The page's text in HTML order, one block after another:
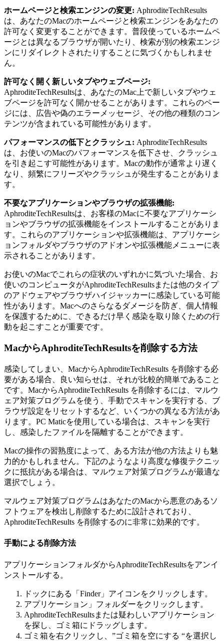
ホームページと検索エンジンの変更: AphroditeTechResults
は、あなたのMacのホームページと検索エンジンをあなたの
許可なく変更することができます。普段使っているホームペ
ージとは異なるブラウザが開いたり、検索が別の検索エンジ
ンにリダイレクトされたりすることに気づくかもしれませ
ん。
許可なく開く新しいタブやウェブページ:
AphroditeTechResultsは、あなたのMac上で新しいタブやウェ
ブページを許可なく開かせることがあります。これらのペー
ジには、広告や偽のエラーメッセージ、その他の種類のコン
テンツが含まれている可能性があります。
パフォーマンスの低下とクラッシュ: AphroditeTechResults
は、お使いのMacのパフォーマンスを低下させ、クラッシュ
を引き起こす可能性があります。Macの動作が通常より遅く
なり、頻繁にフリーズやクラッシュが発生することがありま
す。
不要なアプリケーションやブラウザの拡張機能:
AphroditeTechResultsは、お客様のMacに不要なアプリケーシ
ョンやブラウザの拡張機能をインストールすることがありま
す。これらのアプリケーションや拡張機能は、アプリケーシ
ョンフォルダやブラウザのアドオンや拡張機能メニューに表
示されることがあります。
お使いのMacでこれらの症状のいずれかに気づいた場合、お
使いのコンピュータがAphroditeTechResultsまたは他のタイプ
のアドウェアやブラウザハイジャッカーに感染している可能
性があります。Macへのさらなるダメージを防ぎ、個人情報
を保護するために、できるだけ早く感染を取り除くための行
動を起こすことが重要です。
MacからAphroditeTechResultsを削除する方法
感染してしまい、MacからAphroditeTechResults を削除する必
要がある場合、良い知らせは、それが比較的簡単であること
です。MacからAphroditeTechResults を削除するには、マルウ
ェア対策プログラムを使う、手動でスキャンを実行する、ブ
ラウザ設定をリセットするなど、いくつかの異なる方法があ
ります。PC Maticを使用している場合は、スキャンを実行
し、感染したファイルを隔離することができます。
Macの操作の習熟度によって、ある方法が他の方法よりも魅
力的かもしれません。下記のようなより高度な修復テクニッ
クに抵抗がある場合は、マルウェア対策プログラムが最適な
選択でしょう。
マルウェア対策プログラムはあなたのMacから悪意のあるソ
フトウェアを検出し削除するために設計されており、
AphroditeTechResults を削除するのに非常に効果的です。
手動による削除方法
アプリケーションフォルダからAphroditeTechResultsをアンイ
ンストールする。
ドックにある「Finder」アイコンをクリックします。
アプリケーション」フォルダーをクリックします。
AphroditeTechResultsまたは疑わしいアプリケーション
を探し、ゴミ箱にドラッグします。
ゴミ箱を右クリックし、”ゴミ箱を空にする “を選択し